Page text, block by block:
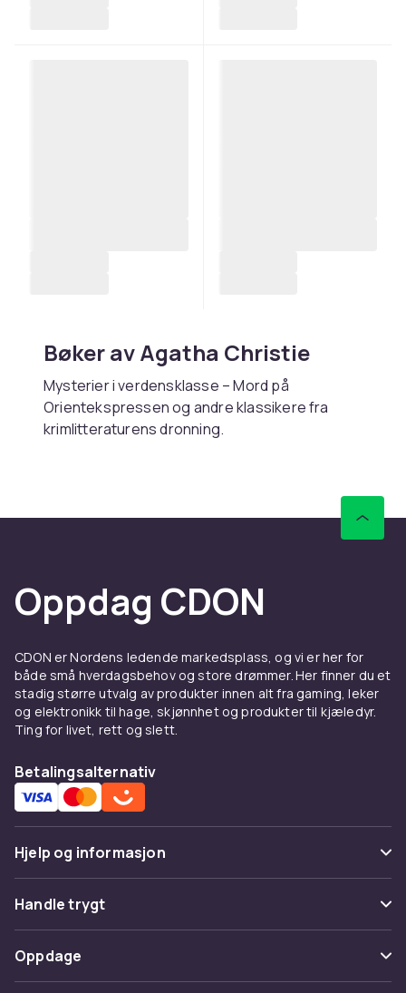
Bøker av Agatha Christie
Mysterier i verdensklasse – Mord på
Orientekspressen og andre klassikere fra
krimlitteraturens dronning.
Oppdag CDON
CDON er Nordens ledende markedsplass, og vi er her for
både små hverdagsbehov og store drømmer. Her finner du et
stadig større utvalg av produkter innen alt fra gaming, leker
og elektronikk til hage, skjønnhet og produkter til kjæledyr.
Ting for livet, rett og slett.
Betalingsalternativ
Hjelp og informasjon
Vanlige spørsmål
Spor pakke
Angre & returner her
Handle trygt
Betaling
Levering
Oppdage